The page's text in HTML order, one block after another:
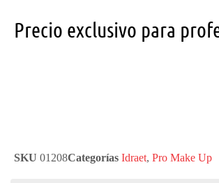
Precio exclusivo para
SKU 01208Categorías Idraet, Pro Make Up